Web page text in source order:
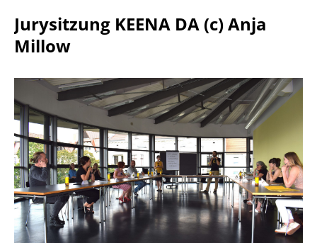
Jurysitzung KEENA DA (c) Anja
Millow